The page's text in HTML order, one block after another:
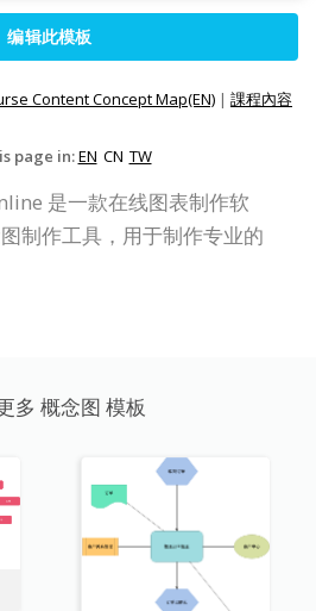
编辑此模板
Content Concept Map(EN) | 課程內容
page in:EN CN TW
是一款在线图表制作软
制作工具，用于制作专业的
多 概念图 模板